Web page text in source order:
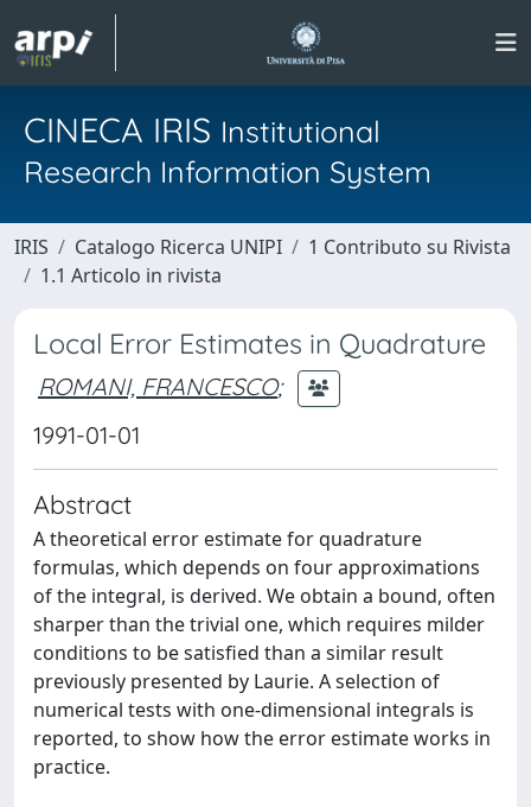
CINECA IRIS Institutional
Research Information System
IRIS Catalogo Ricerca UNIPI
1 Contributo su Rivista
1.1 Articolo in rivista
Local Error Estimates in Quadrature
ROMANI, FRANCESCO;
1991-01-01
Abstract
A theoretical error estimate for quadrature
formulas, which depends on four approximations
of the integral, is derived. We obtain a bound, often
sharper than the trivial one, which requires milder
conditions to be satisfied than a similar result
previously presented by Laurie. A selection of
numerical tests with one-dimensional integrals is
reported, to show how the error estimate works in
practice.